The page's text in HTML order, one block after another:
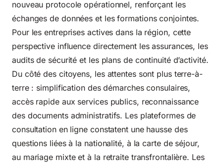
nouveau protocole opérationnel, renforçant les
échanges de données et les formations conjointes.
Pour les entreprises actives dans la région, cette
perspective influence directement les assurances, les
audits de sécurité et les plans de continuité d’activité.
Du côté des citoyens, les attentes sont plus terre-à-
terre : simplification des démarches consulaires,
accès rapide aux services publics, reconnaissance
des documents administratifs. Les plateformes de
consultation en ligne constatent une hausse des
questions liées à la nationalité, à la carte de séjour,
au mariage mixte et à la retraite transfrontalière. Les